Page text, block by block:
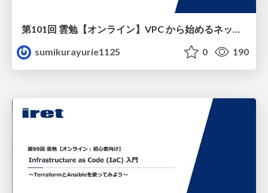
sumikurayurie1125
0 190